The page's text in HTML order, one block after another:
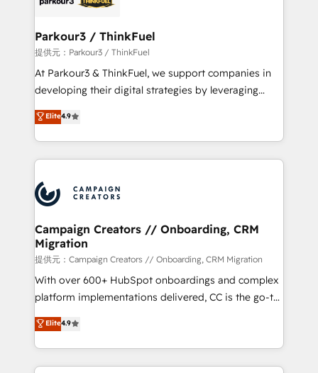
companies scale faster and smarter. 🔹 BOOMS:
Demand generation for all your buyers With BOOMS,
you invest in 100% of your buyers, accelerating your
growth and positioning yourself as an undisputed
transformation process A methodology designed to
implement HubSpot effectively and optimize your
record of business transformation, our growth-first
approach has helped brands dominate their
Parkour3 / ThinkFuel
提供元：Parkour3 / ThinkFuel
At Parkour3 & ThinkFuel, we support companies in
developing their digital strategies by leveraging
technologies and automating their marketing and
sales processes to generate growth. Our offer spans
from Strategy to Operations. We specialize in CRM
onboarding and implementation, web design, sales
extensive experience working with tech companies
and manufacturers since 2002, we are committed to
empowering our clients and developing their
autonomy. Get to grips with HubSpot through
guided implementation and seamless integration of
the CRM platform into your digital ecosystem. Would
you like support in deploying your inbound
to your needs and sales objectives. With 125+
certifications, we are part of the most certified
Elite4.9
Campaign Creators // Onboarding, CRM
Migration
提供元：Campaign Creators // Onboarding, CRM Migration
With over 600+ HubSpot onboardings and complex
platform implementations delivered, CC is the go-to
Elite Solutions Partner for businesses ready to
migrate, replatform, and scale smarter. We specialize
in high-impact CRM and CMS migrations and
onboarding from platforms like Salesforce, NetSuite,
Elite4.9